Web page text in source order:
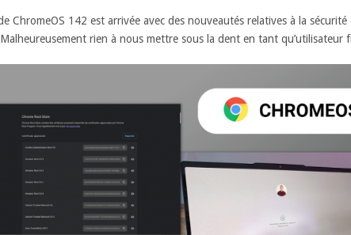
ChromeOS 142 est arrivée avec des nouveautés relatives à la sécurité
Malheureusement rien à nous mettre sous la dent en tant qu’utilisateur